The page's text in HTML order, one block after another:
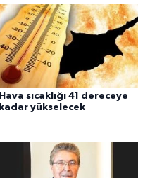
Hava sıcaklığı 41 dereceye
kadar yükselecek